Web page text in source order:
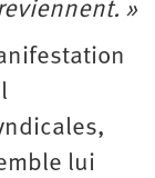
»
lui